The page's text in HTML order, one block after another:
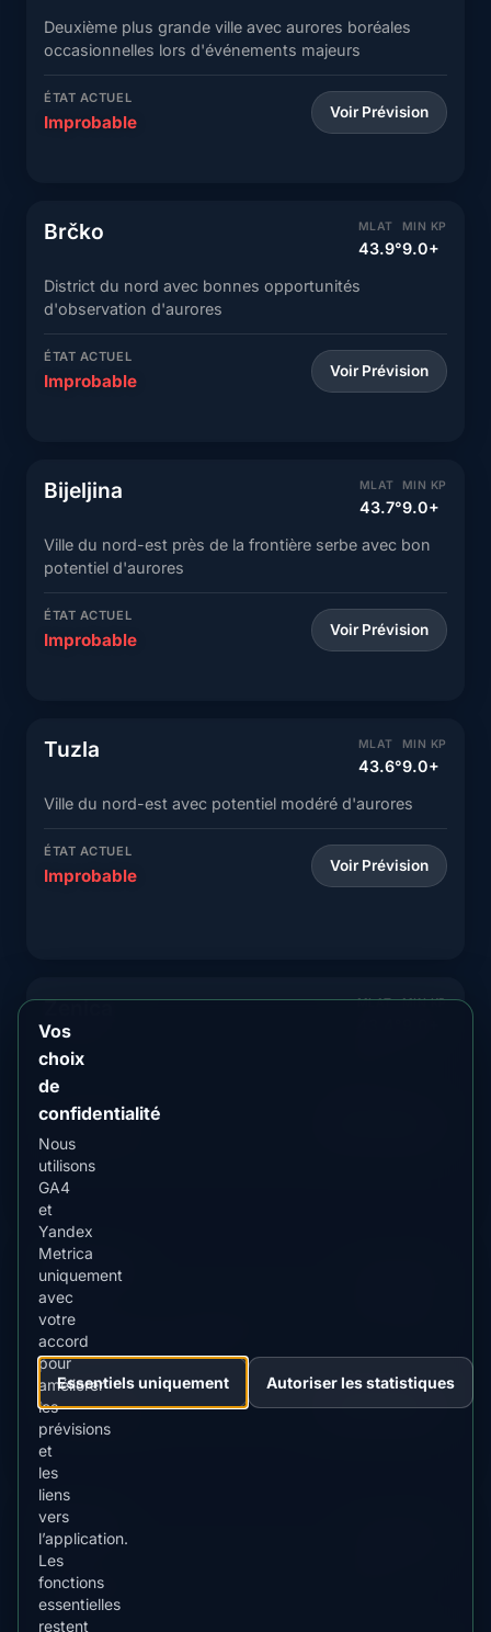
Deuxième plus grande ville avec aurores boréales
occasionnelles lors d'événements majeurs
ÉTAT ACTUEL
Improbable Voir Prévision
Brčko MLAT
43.9°
MIN KP
9.0+
District du nord avec bonnes opportunités
d'observation d'aurores
ÉTAT ACTUEL
Improbable Voir Prévision
Bijeljina MLAT
43.7°
MIN KP
9.0+
Ville du nord-est près de la frontière serbe avec bon
potentiel d'aurores
ÉTAT ACTUEL
Improbable Voir Prévision
Tuzla MLAT
43.6°
MIN KP
9.0+
Ville du nord-est avec potentiel modéré d'aurores
ÉTAT ACTUEL
Improbable Voir Prévision
Zenica MLAT MIN KP
Ville centrale avec rares observations d'aurores
ÉTAT ACTUEL
Improbable
Sarajevo
Capitale avec rare visibilité d'aurores lors de tempêtes
géomagnétiques extrêmes
ÉTAT ACTUEL
Improbable Voir Prévision
Mostar
Ville historique avec visibilité minimale d'aurores
boréales
Vos
choix
de
confidentialité
Nous
utilisons
GA4
et
Yandex
Metrica
uniquement
avec
votre
accord
pour
améliorer
les
prévisions
et
les
liens
vers
l’application.
Les
fonctions
essentielles
restent
Essentiels uniquement Autoriser les statistiques